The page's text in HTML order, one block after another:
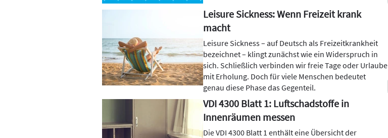
Leisure Sickness: Wenn Freizeit krank
macht
Leisure Sickness – auf Deutsch als Freizeitkrankheit
bezeichnet – klingt zunächst wie ein Widerspruch in
sich. Schließlich verbinden wir freie Tage oder Urlaube
mit Erholung. Doch für viele Menschen bedeutet
genau diese Phase das Gegenteil.
VDI 4300 Blatt 1: Luftschadstoffe in
Innenräumen messen
Die VDI 4300 Blatt 1 enthält eine Übersicht der